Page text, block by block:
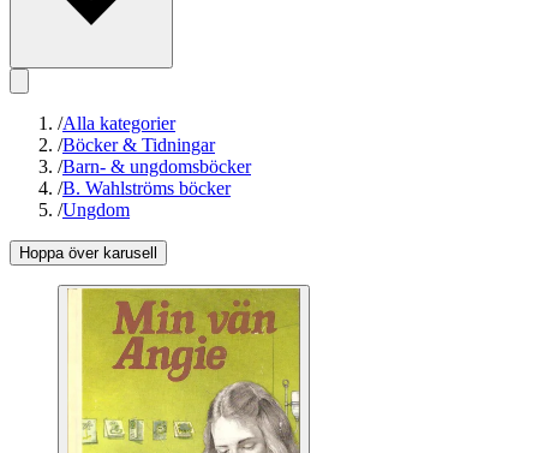
/Alla kategorier
/Böcker & Tidningar
/Barn- & ungdomsböcker
/B. Wahlströms böcker
/Ungdom
Hoppa över karusell